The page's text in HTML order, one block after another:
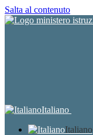
Salta al contenuto
Italiano
Italiano